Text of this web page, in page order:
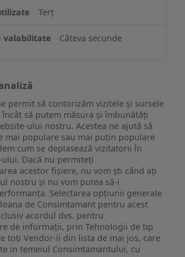
Terț
Câteva secunde
permit să contorizăm vizitele și sursele
să putem măsura și îmbunătăți
ului nostru. Acestea ne ajută să
mai populare sau mai puțin populare
cum se deplasează vizitatorii în
Dacă nu permiteți
acestor fișiere, nu vom ști când ați
nostru și nu vom putea să-i
Selectarea opțiunii generale
de Consimtamant pentru acest
acordul dvs. pentru
de informații, prin Tehnologii de tip
toți Vendor-ii din lista de mai jos, care
in temeiul Consimtamantului, cu